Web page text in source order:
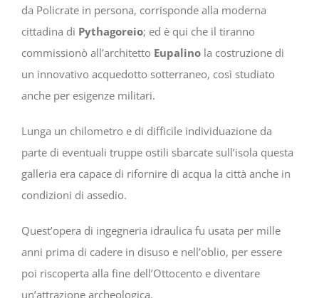
da Policrate in persona, corrisponde alla moderna
cittadina di Pythagoreio; ed è qui che il tiranno
commissionò all’architetto Eupalino la costruzione di
un innovativo acquedotto sotterraneo, così studiato
anche per esigenze militari.
Lunga un chilometro e di difficile individuazione da
parte di eventuali truppe ostili sbarcate sull’isola questa
galleria era capace di rifornire di acqua la città anche in
condizioni di assedio.
Quest’opera di ingegneria idraulica fu usata per mille
anni prima di cadere in disuso e nell’oblio, per essere
poi riscoperta alla fine dell’Ottocento e diventare
un’attrazione archeologica.